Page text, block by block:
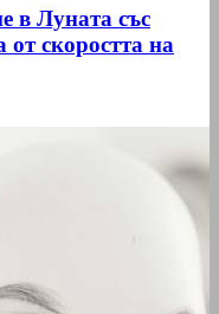
в Луната със
от скоростта на